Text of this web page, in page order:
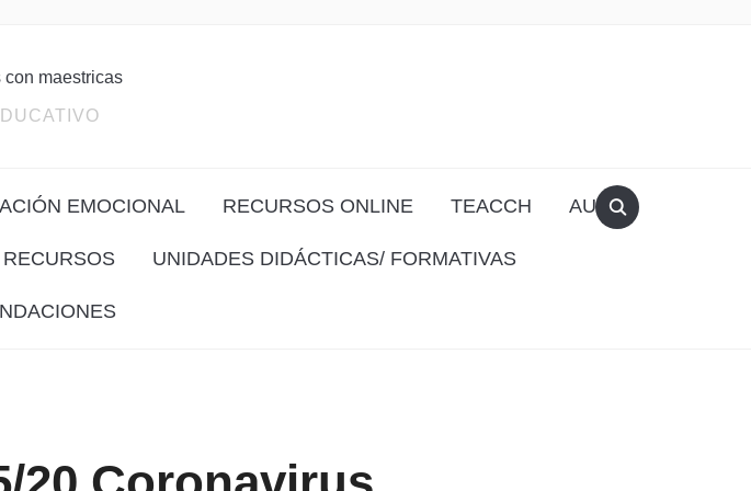
EMOCIONAL RECURSOS ONLINE TEACCH AULA
RECURSOS UNIDADES DIDÁCTICAS/ FORMATIVAS